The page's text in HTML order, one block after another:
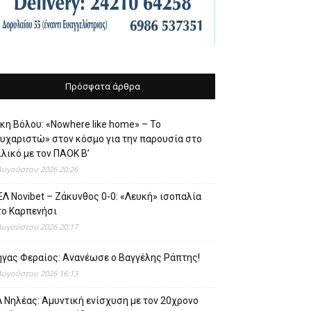
Πρόσφατα άρθρα
Βόλου: «Nowhere like home» – Το
στον κόσμο για την παρουσία στο
με τον ΠΑΟΚ Β’
2026 20:26
Novibet – Ζάκυνθος 0-0: «Λευκή» ισοπαλία
Καρπενήσι
2026 20:17
Φεραίος: Ανανέωσε ο Βαγγέλης Ράπτης!
2026 16:13
Νηλέας: Αμυντική ενίσχυση με τον 20χρονο